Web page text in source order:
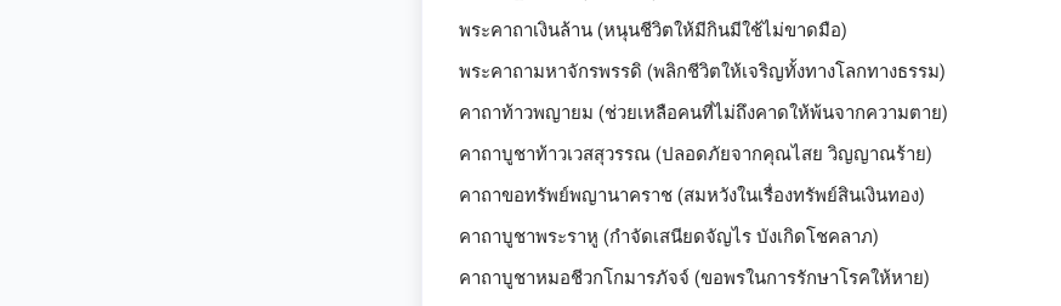
พระคาถาเงินล้าน (หนุนชีวิตให้มีกินมีใช้ไม่ขาดมือ)
พระคาถามหาจักรพรรดิ (พลิกชีวิตให้เจริญทั้งทางโลกทางธรรม)
คาถาท้าวพญายม (ช่วยเหลือคนที่ไม่ถึงคาดให้พ้นจากความตาย)
คาถาบูชาท้าวเวสสุวรรณ (ปลอดภัยจากคุณไสย วิญญาณร้าย)
คาถาขอทรัพย์พญานาคราช (สมหวังในเรื่องทรัพย์สินเงินทอง)
คาถาบูชาพระราหู (กำจัดเสนียดจัญไร บังเกิดโชคลาภ)
คาถาบูชาหมอชีวกโกมารภัจจ์ (ขอพรในการรักษาโรคให้หาย)